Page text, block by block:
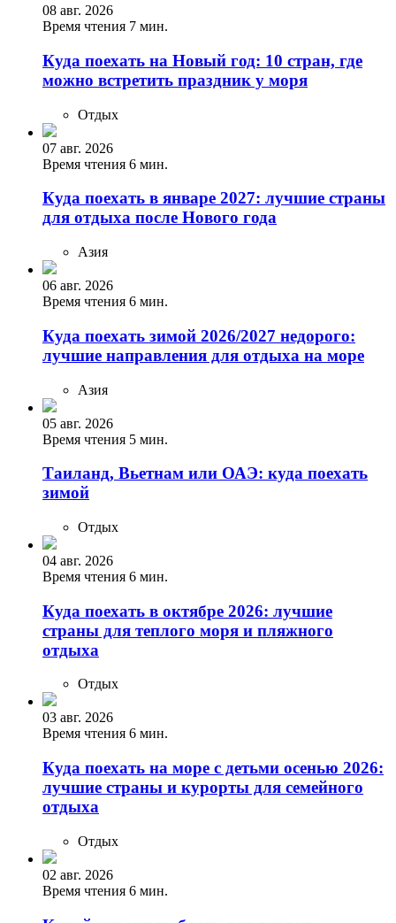
08 авг. 2026
Время чтения 7 мин.
Куда поехать на Новый год: 10 стран, где
можно встретить праздник у моря
Отдых
07 авг. 2026
Время чтения 6 мин.
Куда поехать в январе 2027: лучшие страны
для отдыха после Нового года
Азия
06 авг. 2026
Время чтения 6 мин.
Куда поехать зимой 2026/2027 недорого:
лучшие направления для отдыха на море
Азия
05 авг. 2026
Время чтения 5 мин.
Таиланд, Вьетнам или ОАЭ: куда поехать
зимой
Отдых
04 авг. 2026
Время чтения 6 мин.
Куда поехать в октябре 2026: лучшие
страны для теплого моря и пляжного
отдыха
Отдых
03 авг. 2026
Время чтения 6 мин.
Куда поехать на море с детьми осенью 2026:
лучшие страны и курорты для семейного
отдыха
Отдых
02 авг. 2026
Время чтения 6 мин.